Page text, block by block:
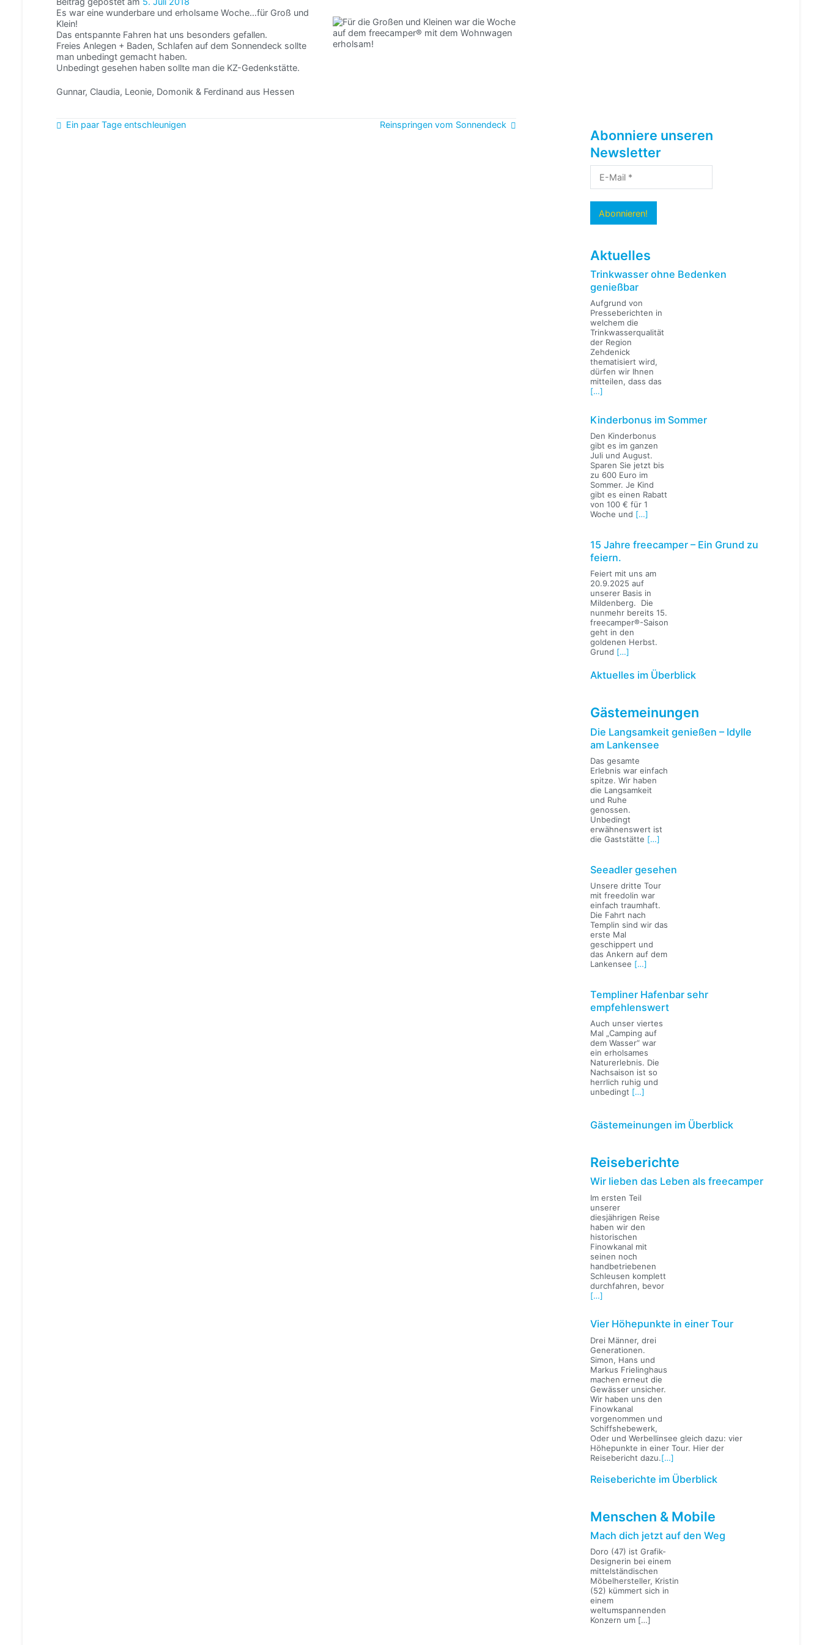
Es war eine wunderbare und erholsame Woche…für Groß und
Klein!
Das entspannte Fahren hat uns besonders gefallen.
Freies Anlegen + Baden, Schlafen auf dem Sonnendeck sollte
man unbedingt gemacht haben.
Unbedingt gesehen haben sollte man die KZ-Gedenkstätte.
Gunnar, Claudia, Leonie, Domonik & Ferdinand aus Hessen
Beitragsnavigation
Ein paar Tage entschleunigen Reinspringen vom Sonnendeck
Abonniere unseren
Newsletter
Aktuelles
Trinkwasser ohne Bedenken
genießbar
Aufgrund von
Presseberichten in
welchem die
Trinkwasserqualität
der Region
Zehdenick
thematisiert wird,
dürfen wir Ihnen
mitteilen, dass das
[…]
Kinderbonus im Sommer
Den Kinderbonus
gibt es im ganzen
Juli und August.
Sparen Sie jetzt bis
zu 600 Euro im
Sommer. Je Kind
gibt es einen Rabatt
von 100 € für 1
Woche und […]
15 Jahre freecamper – Ein Grund zu
feiern.
Feiert mit uns am
20.9.2025 auf
unserer Basis in
Mildenberg. Die
nunmehr bereits 15.
freecamper®-Saison
geht in den
goldenen Herbst.
Grund […]
Aktuelles im Überblick
Gästemeinungen
Die Langsamkeit genießen – Idylle
am Lankensee
Das gesamte
Erlebnis war einfach
spitze. Wir haben
die Langsamkeit
und Ruhe
genossen.
Unbedingt
erwähnenswert ist
die Gaststätte […]
Seeadler gesehen
Unsere dritte Tour
mit freedolin war
einfach traumhaft.
Die Fahrt nach
Templin sind wir das
erste Mal
geschippert und
das Ankern auf dem
Lankensee […]
Templiner Hafenbar sehr
empfehlenswert
Auch unser viertes
Mal „Camping auf
dem Wasser“ war
ein erholsames
Naturerlebnis. Die
Nachsaison ist so
herrlich ruhig und
unbedingt […]
Gästemeinungen im Überblick
Reiseberichte
Wir lieben das Leben als freecamper
Im ersten Teil
unserer
diesjährigen Reise
haben wir den
historischen
Finowkanal mit
seinen noch
handbetriebenen
Schleusen komplett
durchfahren, bevor
[…]
Vier Höhepunkte in einer Tour
Drei Männer, drei
Generationen.
Simon, Hans und
Markus Frielinghaus
machen erneut die
Gewässer unsicher.
Wir haben uns den
Finowkanal
vorgenommen und
Schiffshebewerk,
Oder und Werbellinsee gleich dazu: vier
Höhepunkte in einer Tour. Hier der
Reisebericht dazu.[…]
Reiseberichte im Überblick
Menschen & Mobile
Mach dich jetzt auf den Weg
Doro (47) ist Grafik-
Designerin bei einem
mittelständischen
Möbelhersteller, Kristin
(52) kümmert sich in
einem
weltumspannenden
Konzern um […]